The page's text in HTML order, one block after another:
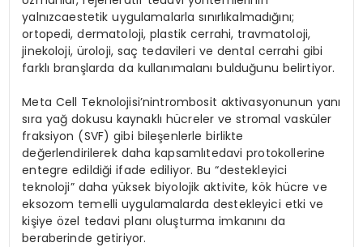
yalnızcaestetik uygulamalarla sınırlıkalmadığını;
ortopedi, dermatoloji, plastik cerrahi, travmatoloji,
jinekoloji, üroloji, saç tedavileri ve dental cerrahi gibi
farklı branşlarda da kullanımalanı bulduğunu belirtiyor.
Meta Cell Teknolojisi’nintrombosit aktivasyonunun yanı
sıra yağ dokusu kaynaklı hücreler ve stromal vasküler
fraksiyon (SVF) gibi bileşenlerle birlikte
değerlendirilerek daha kapsamlıtedavi protokollerine
entegre edildiği ifade ediliyor. Bu “destekleyici
teknoloji” daha yüksek biyolojik aktivite, kök hücre ve
eksozom temelli uygulamalarda destekleyici etki ve
kişiye özel tedavi planı oluşturma imkanını da
beraberinde getiriyor.